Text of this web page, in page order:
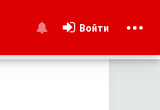
Войти